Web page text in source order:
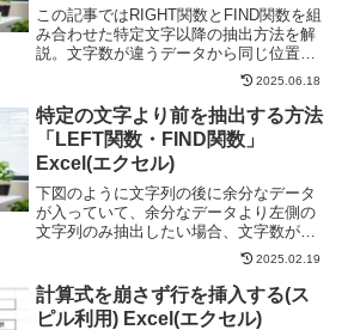
この記事ではRIGHT関数とFIND関数を組
み合わせた特定文字以降の抽出方法を解
説。文字数が違うデータから同じ位置の
文字を取り出せずに悩んでいませんか？
実は関数の組み合わせで解決できます。
Excel関数の豊富な経験ありが伝授しま
す。
2025.06.18
特定の文字より前を抽出する方法
「LEFT関数・FIND関数」
Excel(エクセル)
下図のように文字列の後に余分なデータ
が入っていて、余分なデータより左側の
文字列のみ抽出したい場合、文字数が一
定では無いため単純にLEFT関数だけで抽
出ができません。「A2」セルの「￥」マ
ークより左側を抜き出す関数
=LEFT(A2,FIND(...
2025.02.19
計算式を崩さず行を挿入する(ス
ピル利用) Excel(エクセル)